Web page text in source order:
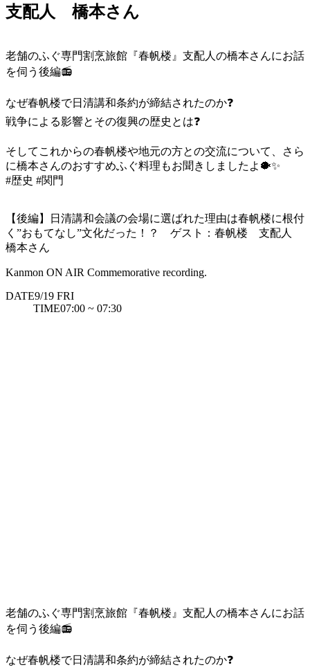
支配人 橋本さん
老舗のふぐ専門割烹旅館『春帆楼』支配人の橋本さんにお話
を伺う後編📻
なぜ春帆楼で日清講和条約が締結されたのか❓
戦争による影響とその復興の歴史とは❓
そしてこれからの春帆楼や地元の方との交流について、さら
に橋本さんのおすすめふぐ料理もお聞きしましたよ 🐡✨
#歴史 #関門
【後編】日清講和会議の会場に選ばれた理由は春帆楼に根付
く”おもてなし”文化だった！？ ゲスト：春帆楼 支配人
橋本さん
Kanmon ON AIR Commemorative recording.
DATE9/19 FRI
TIME07:00 ~ 07:30
老舗のふぐ専門割烹旅館『春帆楼』支配人の橋本さんにお話
を伺う後編📻
なぜ春帆楼で日清講和条約が締結されたのか❓